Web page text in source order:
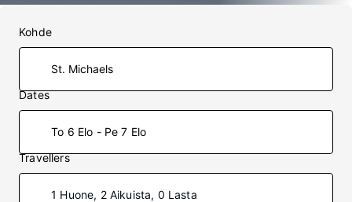
Kohde
Dates
To 6 Elo - Pe 7 Elo
Travellers
1 Huone, 2 Aikuista, 0 Lasta